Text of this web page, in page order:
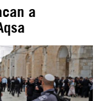
c/hispantv
a